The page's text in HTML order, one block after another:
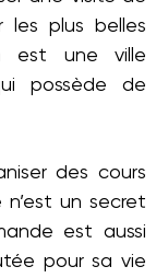
les plus belles
est une ville
possède de
des cours
un secret
est aussi
pour sa vie